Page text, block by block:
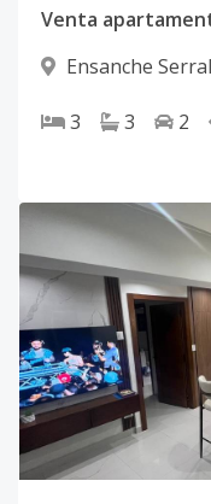
Venta
Ensanche
3 3 2